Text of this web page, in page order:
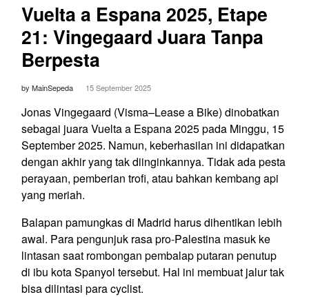
Vuelta a Espana 2025, Etape
21: Vingegaard Juara Tanpa
Berpesta
by MainSepeda 15 September 2025
Jonas Vingegaard (Visma–Lease a Bike) dinobatkan
sebagai juara Vuelta a Espana 2025 pada Minggu, 15
September 2025. Namun, keberhasilan ini didapatkan
dengan akhir yang tak diinginkannya. Tidak ada pesta
perayaan, pemberian trofi, atau bahkan kembang api
yang meriah.
Balapan pamungkas di Madrid harus dihentikan lebih
awal. Para pengunjuk rasa pro-Palestina masuk ke
lintasan saat rombongan pembalap putaran penutup
di ibu kota Spanyol tersebut. Hal ini membuat jalur tak
bisa dilintasi para cyclist.